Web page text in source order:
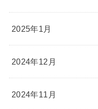
2025年1月
2024年12月
2024年11月